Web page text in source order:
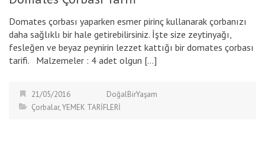
Domates çorbası yaparken esmer pirinç kullanarak çorbanızı
daha sağlıklı bir hale getirebilirsiniz. İşte size zeytinyağı,
fesleğen ve beyaz peynirin lezzet kattığı bir domates çorbası
tarifi. Malzemeler : 4 adet olgun […]
21/05/2016
DoğalBirYaşam
Çorbalar,YEMEK TARİFLERİ